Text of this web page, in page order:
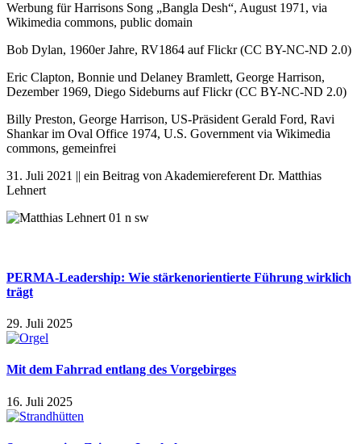
Werbung fürHarrisons Song „Bangla Desh“, August 1971, via
Wikimedia commons, public domain
Bob Dylan, 1960er Jahre, RV1864 auf Flickr (CC BY-NC-ND 2.0)
Eric Clapton, Bonnie und Delaney Bramlett, George Harrison,
Dezember 1969, Diego Sideburns auf Flickr (CC BY-NC-ND 2.0)
Billy Preston, George Harrison, US-Präsident Gerald Ford, Ravi
Shankar im Oval Office 1974, U.S. Government via Wikimedia
commons, gemeinfrei
31. Juli 2021 || ein Beitrag von Akademiereferent Dr. Matthias
Lehnert
PERMA-Leadership: Wie stärkenorientierte Führung wirklich
trägt
29. Juli 2025
Mit dem Fahrrad entlang des Vorgebirges
16. Juli 2025